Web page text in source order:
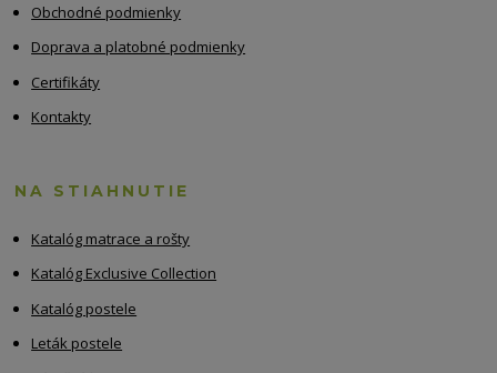
Obchodné podmienky
Doprava a platobné podmienky
Certifikáty
Kontakty
NA STIAHNUTIE
Katalóg matrace a rošty
Katalóg Exclusive Collection
Katalóg postele
Leták postele